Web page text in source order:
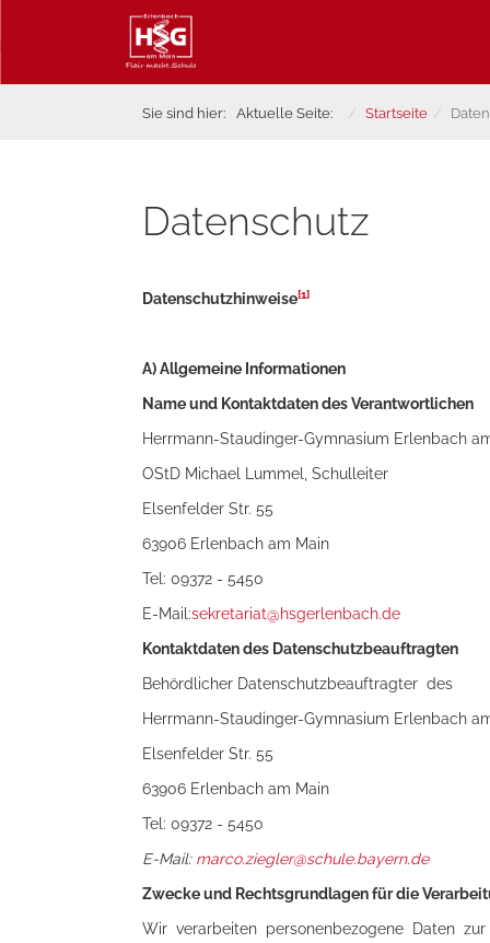
Sie sind hier: Aktuelle Seite: Startseite
Datenschutz
Datenschutzhinweise[1]
A)Allgemeine Informationen
Name und Kontaktdaten des Verantwortlichen
Herrmann-Staudinger-Gymnasium Erlenbach
OStD Michael Lummel, Schulleiter
Elsenfelder Str. 55
63906 Erlenbach am Main
Tel: 09372 - 5450
E-Mail:sekretariat@hsgerlenbach.de
Kontaktdaten des Datenschutzbeauftragten
Behördlicher Datenschutzbeauftragter des
Herrmann-Staudinger-Gymnasium Erlenbach
Elsenfelder Str. 55
63906 Erlenbach am Main
Tel: 09372 - 5450
E-Mail: marco.ziegler@schule.bayern.de
Zwecke und Rechtsgrundlagen für die
Wir verarbeiten personenbezogene Daten